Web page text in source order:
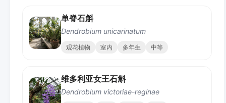
单脊石斛
Dendrobium unicarinatum
观花植物 室内 多年生 中等
维多利亚女王石斛
Dendrobium victoriae-reginae